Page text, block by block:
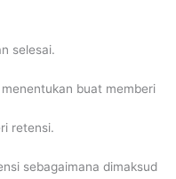
selesai.
buat memberi
retensi.
sebagaimana dimaksud